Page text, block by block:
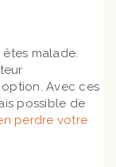
malade.
Avec ces
possible de
perdre votre